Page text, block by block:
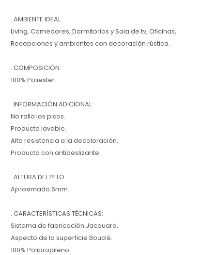
. AMBIENTE IDEAL
Living, Comedores, Dormitorios y Sala de tv, Oficinas,
Recepciones y ambientes con decoración rústica.
. COMPOSICIÓN:
100% Poliester.
. INFORMACIÓN ADICIONAL:
No ralla los pisos.
Producto lavable.
Alta resistencia a la decoloración.
Producto con antideslizante.
. ALTURA DEL PELO:
Aproximado 6mm.
. CARACTERÍSTICAS TÉCNICAS:
Sistema de fabricación Jacquard.
Aspecto de la superficie Bouclé.
100% Polipropileno.